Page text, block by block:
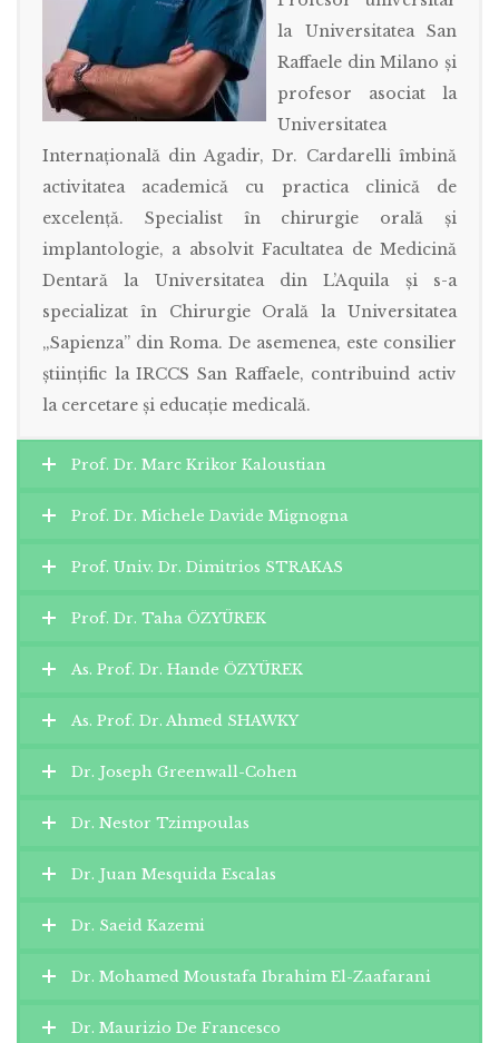
la Universitatea San
Raffaele din Milano și
profesor asociat la
Universitatea
Internațională din Agadir, Dr. Cardarelli îmbină
activitatea academică cu practica clinică de
excelență. Specialist în chirurgie orală și
implantologie, a absolvit Facultatea de Medicină
Dentară la Universitatea din L’Aquila și s-a
specializat în Chirurgie Orală la Universitatea
„Sapienza” din Roma. De asemenea, este consilier
științific la IRCCS San Raffaele, contribuind activ
la cercetare și educație medicală.
Prof. Dr. Marc Krikor Kaloustian
Prof. Dr. Michele Davide Mignogna
Prof. Univ. Dr. Dimitrios STRAKAS
Prof. Dr. Taha ÖZYÜREK
As. Prof. Dr. Hande ÖZYÜREK
As. Prof. Dr. Ahmed SHAWKY
Dr. Joseph Greenwall-Cohen
Dr. Nestor Tzimpoulas
Dr. Juan Mesquida Escalas
Dr. Saeid Kazemi
Dr. Mohamed Moustafa Ibrahim El-Zaafarani
Dr. Maurizio De Francesco